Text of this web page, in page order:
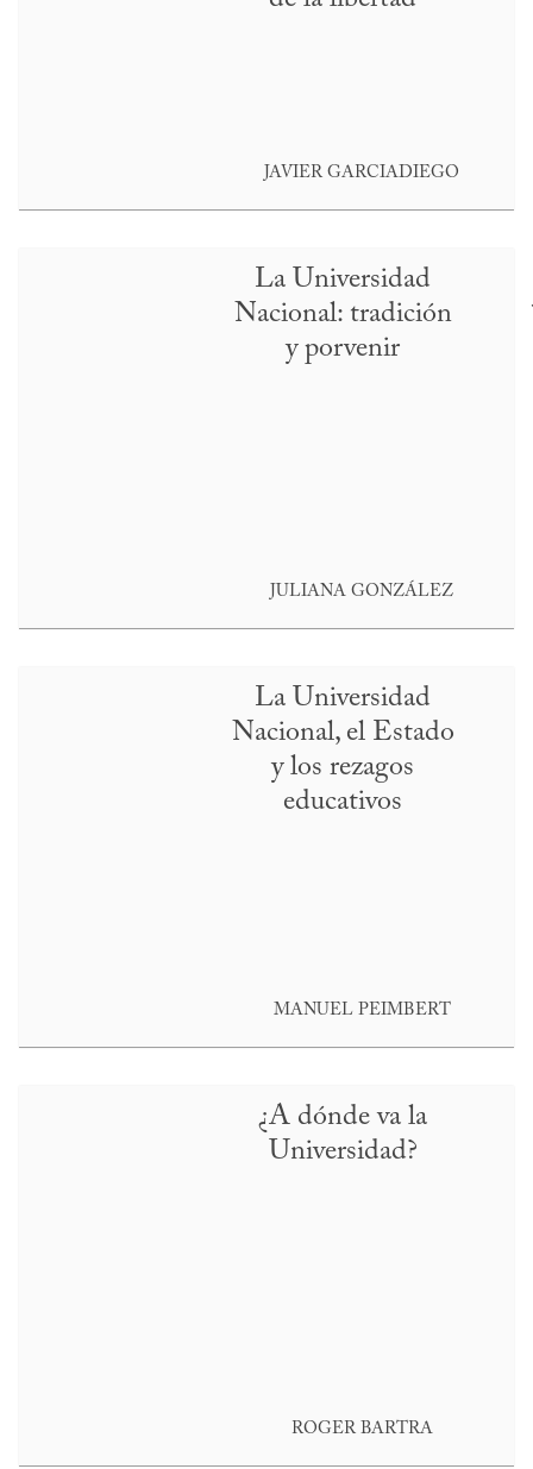
JAVIER GARCIADIEGO
La Universidad
Nacional: tradición
y porvenir
JULIANA GONZÁLEZ
La Universidad
Nacional, el Estado
y los rezagos
educativos
MANUEL PEIMBERT
¿A dónde va la
Universidad?
ROGER BARTRA